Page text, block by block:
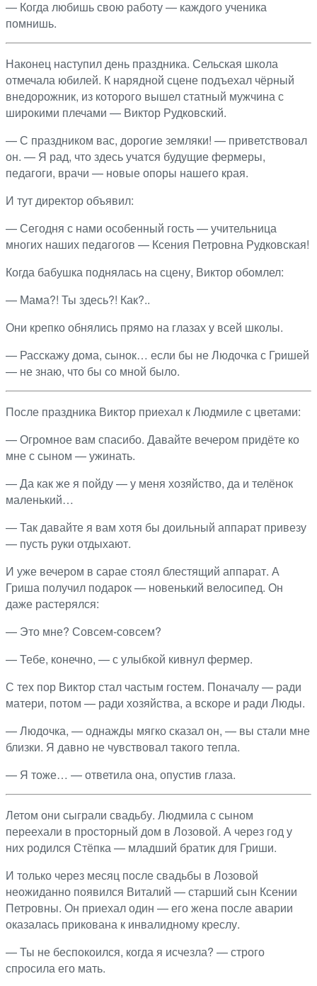
— Когда любишь свою работу — каждого ученика
помнишь.
Наконец наступил день праздника. Сельская школа
отмечала юбилей. К нарядной сцене подъехал чёрный
внедорожник, из которого вышел статный мужчина с
широкими плечами — Виктор Рудковский.
— С праздником вас, дорогие земляки! — приветствовал
он. — Я рад, что здесь учатся будущие фермеры,
педагоги, врачи — новые опоры нашего края.
И тут директор объявил:
— Сегодня с нами особенный гость — учительница
многих наших педагогов — Ксения Петровна Рудковская!
Когда бабушка поднялась на сцену, Виктор обомлел:
— Мама?! Ты здесь?! Как?..
Они крепко обнялись прямо на глазах у всей школы.
— Расскажу дома, сынок… если бы не Людочка с Гришей
— не знаю, что бы со мной было.
После праздника Виктор приехал к Людмиле с цветами:
— Огромное вам спасибо. Давайте вечером придёте ко
мне с сыном — ужинать.
— Да как же я пойду — у меня хозяйство, да и телёнок
маленький…
— Так давайте я вам хотя бы доильный аппарат привезу
— пусть руки отдыхают.
И уже вечером в сарае стоял блестящий аппарат. А
Гриша получил подарок — новенький велосипед. Он
даже растерялся:
— Это мне? Совсем-совсем?
— Тебе, конечно, — с улыбкой кивнул фермер.
С тех пор Виктор стал частым гостем. Поначалу — ради
матери, потом — ради хозяйства, а вскоре и ради Люды.
— Людочка, — однажды мягко сказал он, — вы стали мне
близки. Я давно не чувствовал такого тепла.
— Я тоже… — ответила она, опустив глаза.
Летом они сыграли свадьбу. Людмила с сыном
переехали в просторный дом в Лозовой. А через год у
них родился Стёпка — младший братик для Гриши.
И только через месяц после свадьбы в Лозовой
неожиданно появился Виталий — старший сын Ксении
Петровны. Он приехал один — его жена после аварии
оказалась прикована к инвалидному креслу.
— Ты не беспокоился, когда я исчезла? — строго
спросила его мать.